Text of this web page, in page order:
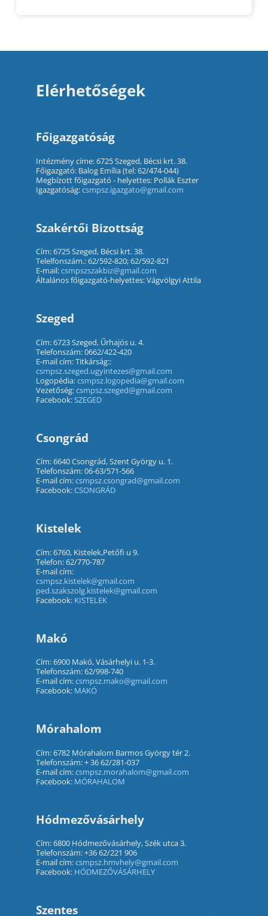
Elérhetőségek
Főigazgatóság
Intézmény címe: 6725 Szeged, Bécsi krt. 38.
Főigazgató: Balog Emília (tel: 62/474-044)
Megbízott főigazgató - helyettes: Pollák Eszter
Igazgatóság:csmpsz.igazgato@gmail.com
Szakértői Bizottság
Cím: 6725 Szeged, Bécsi krt. 38.
Telelfonszám.: 62/592-820; 62/592-821
E-mail:csmpszszakbiz@gmail.com
Általános főigazgató-helyettes: Vágvölgyi Attila
Szeged
Cím: 6723 Szeged, Űrhajós u. 4.
Telefonszám: 0662/422-420
E-mail cím: Titkárság::
csmpsz.szeged.ugyintezes@gmail.com
Logopédia:csmpsz.logopedia@gmail.com
Vezetőség:csmpsz.szeged@gmail.com
Facebook: SZEGED
Csongrád
Cím: 6640 Csongrád, Szent György u. 1.
Telefonszám: 06-63/571-566
E-mail cím:csmpsz.csongrad@gmail.com
Facebook:CSONGRÁD
Kistelek
Cím: 6760, Kistelek,Petőfi u 9.
Telefon: 62/770-787
E-mail cím:
csmpsz.kistelek@gmail.com
ped.szakszolg.kistelek@gmail.com
Facebook: KISTELEK
Makó
Cím: 6900 Makó, Vásárhelyi u. 1-3.
Telefonszám: 62/998-740
E-mail cím:csmpsz.mako@gmail.com
Facebook: MAKÓ
Mórahalom
Cím: 6782 Mórahalom Barmos György tér 2.
Telefonszám: + 36 62/281-037
E-mail cím:csmpsz.morahalom@gmail.com
Facebook: MÓRAHALOM
Hódmezővásárhely
Cím: 6800 Hódmezővásárhely, Szék utca 3.
Telefonszám: +36 62/221 906
E-mail cím:csmpsz.hmvhely@gmail.com
Facebook: HÓDMEZŐVÁSÁRHELY
Szentes